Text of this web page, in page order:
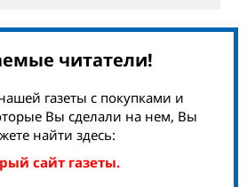
читатели!
газеты с покупками и
Вы сделали на нем, Вы
найти здесь:
сайт газеты.